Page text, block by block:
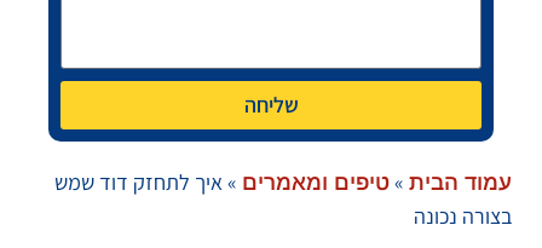
עמוד הבית » טיפים ומאמרים »איך לתחזק דוד שמש
בצורה נכונה
שליחה